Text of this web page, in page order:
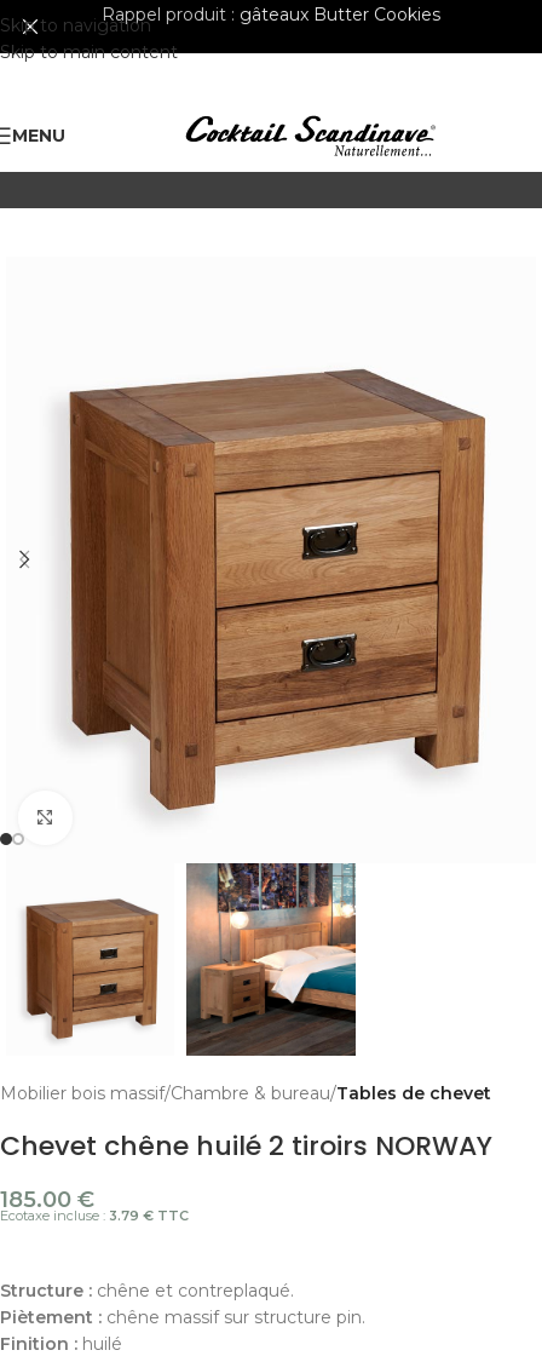
Skip to navigation
Skip to main content
Rappel produit : gâteaux Butter Cookies
MENU
Cliquer pour agrandir
Mobilier bois massif Chambre & bureau Tables de chevet
Chevet chêne huilé 2 tiroirs NORWAY
185.00 €
Ecotaxe incluse : 3.79 € TTC
Structure : chêne et contreplaqué.
Piètement : chêne massif sur structure pin.
Finition : huilé